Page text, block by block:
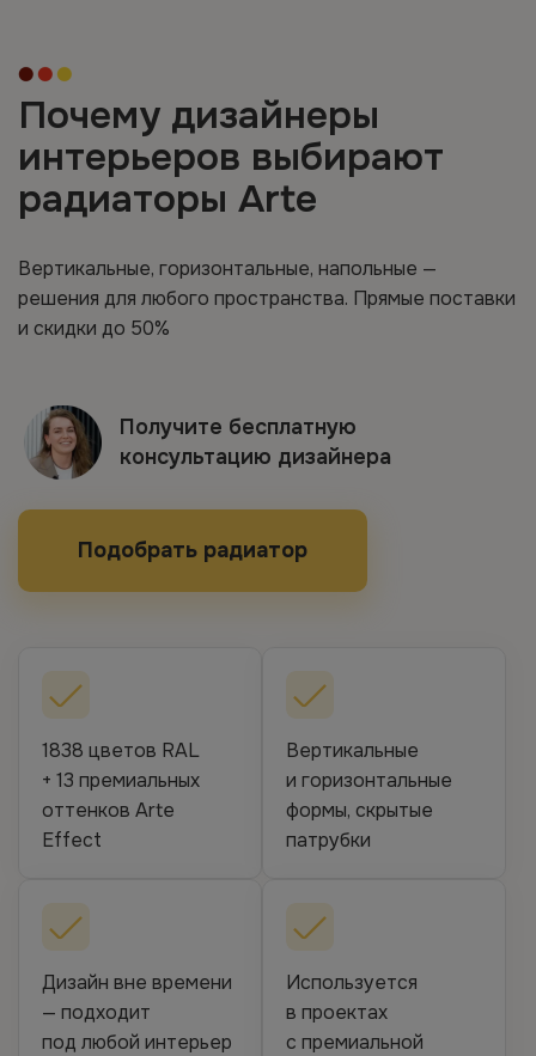
Почему дизайнеры
интерьеров выбирают
радиаторы Arte
Вертикальные, горизонтальные, напольные —
решения для любого пространства. Прямые поставки
и скидки до 50%
Получите бесплатную
консультацию дизайнера
Подобрать радиатор
1838 цветов RAL
+ 13 премиальных
оттенков Arte
Effect
Вертикальные
и горизонтальные
формы, скрытые
патрубки
Дизайн вне времени
— подходит
под любой интерьер
Используется
в проектах
с премиальной